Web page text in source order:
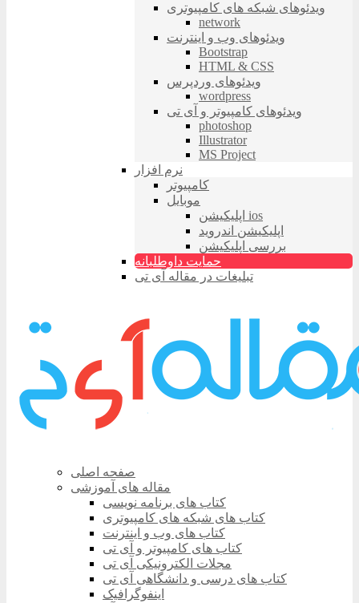
ویدئوهای شبکه های کامپیوتری
network
ویدئوهای وب و اینترنت
Bootstrap
HTML & CSS
ویدئوهای وردپرس
wordpress
ویدئوهای کامپیوتر و آی تی
photoshop
Illustrator
MS Project
نرم افزار
کامپیوتر
موبایل
اپلیکیشن ios
اپلیکیشن اندروید
بررسی اپلیکیشن
حمایت داوطلبانه
تبلیغات در مقاله آی تی
صفحه اصلی
مقاله های آموزشی
کتاب های برنامه نویسی
کتاب های شبکه های کامپیوتری
کتاب های وب و اینترنت
کتاب های کامپیوتر و آی تی
مجلات الکترونیکی آی تی
کتاب های درسی و دانشگاهی آی تی
اینفوگرافیک